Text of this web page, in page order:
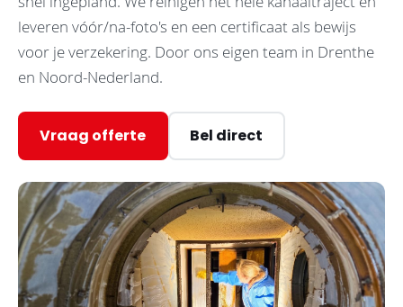
leveren vóór/na-foto's en een certificaat als bewijs
voor je verzekering. Door ons eigen team in Drenthe
en Noord-Nederland.
Vraag offerte Bel direct